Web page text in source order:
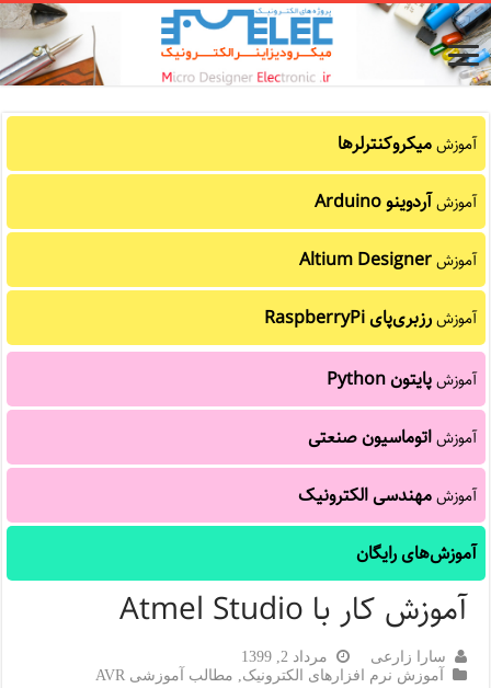
آموزشمیکروکنترلرها
آموزشآردوینو Arduino
آموزشAltium Designer
آموزشرزبری‌پای RaspberryPi
آموزشپایتون Python
آموزشاتوماسیون صنعتی
آموزشمهندسی الکترونیک
آموزش‌های رایگان
آموزش کار با Atmel Studio
سارا زارعی
مرداد 2, 1399
آموزش نرم افزارهای الکترونیک
مطالب آموزشی AVR